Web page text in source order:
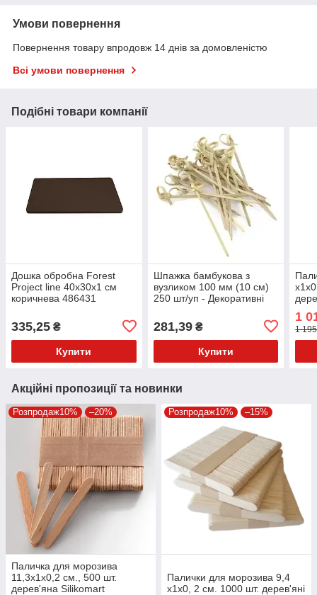
Умови повернення
Повернення товару впродовж 14 днів за домовленістю
Всі умови повернення
Подібні товари компанії
Дошка обробна Forest
Project line 40х30х1 см
коричнева 486431
335,25 ₴
Купити
Шпажка бамбукова з
вузликом 100 мм (10 см)
250 шт/уп - Декоративні
фуршету
281,39₴
Купити
1
1
Акційні пропозиції та новинки
Розпродаж10% –20%
Паличка для морозива
11,3x1х0,2 см., 500 шт.
дерев'яна Silikomart
Розпродаж10% –15%
Палички для морозива 9,4
х1х0, 2 см. 1000 шт. дерев'яні